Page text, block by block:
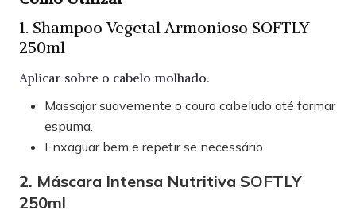
1. Shampoo Vegetal Armonioso SOFTLY
250ml
Aplicar sobre o cabelo molhado.
Massajar suavemente o couro cabeludo até formar
espuma.
Enxaguar bem e repetir se necessário.
2. Máscara Intensa Nutritiva SOFTLY
250ml